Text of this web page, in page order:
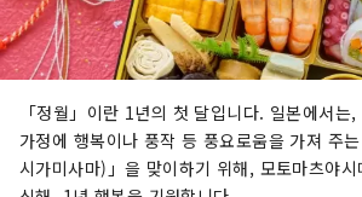
「정월」이란 1년의 첫 달입니다. 일본에서
가정에 행복이나 풍작 등 풍요로움을 가져 주
시가미사마)」을 맞이하기 위해, 모토마츠야